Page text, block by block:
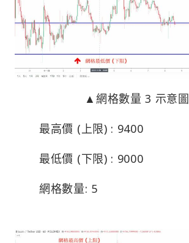
▲網格數量 3 示意圖
最高價 (上限) : 9400
最低價 (下限) : 9000
網格數量: 5